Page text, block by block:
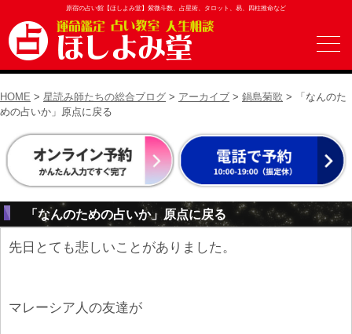
原宿の占い館【ほしよみ堂】紫微斗数、占星術、タロット、易、四柱推命など
HOME > 星読み師たちの総合ブログ > アーカイブ > 鍋島菊歌 > 「なんのた
めの占いか」原点に戻る
「なんのための占いか」原点に戻る
先日とても悲しいことがありました。
マレーシア人の友達が